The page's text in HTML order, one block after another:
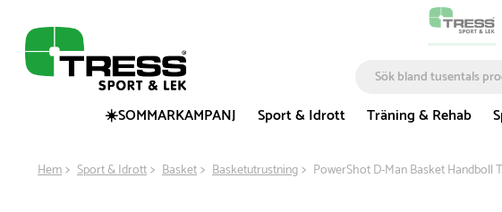
☀️SOMMARKAMPANJ
Sport & Idrott Träning & Rehab
Hem Sport & Idrott Basket Basketutrustning PowerShot D-Man Basket Handboll